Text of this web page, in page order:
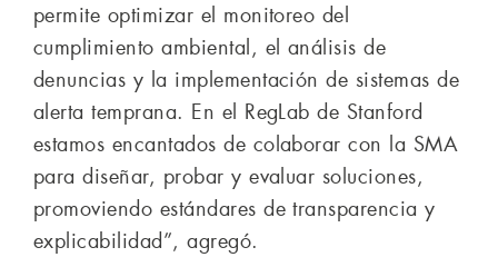
permite optimizar el monitoreo del
cumplimiento ambiental, el análisis de
denuncias y la implementación de sistemas de
alerta temprana. En el RegLab de Stanford
estamos encantados de colaborar con la SMA
para diseñar, probar y evaluar soluciones,
promoviendo estándares de transparencia y
explicabilidad”, agregó.